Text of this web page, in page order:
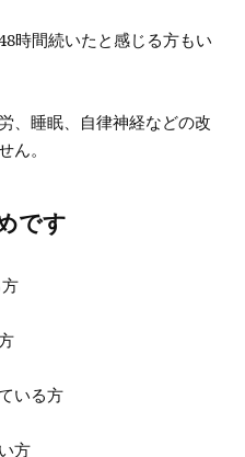
時間続いたと感じる方もい
、睡眠、自律神経などの改
ん。
です
いる方
方